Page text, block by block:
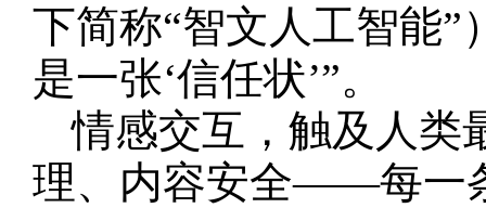
下简称“智文人工智能”
是一张‘信任状’”。
情感交互，触及人类
理、内容安全——每一